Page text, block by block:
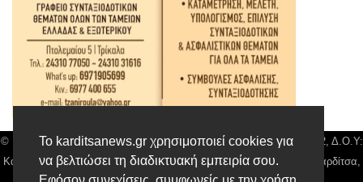
Το karditsanews.gr χρησιμοποιεί cookies για
να βελτιώσει τη διαδικτυακή εμπειρία σου.
© Karditsa News | Διακριτικός Τίτλος: Orion Media, ΑΦΜ: 043750542, Δ.Ο.Υ:
Καρδίτσας, Αρ. Γεμή: 018804431000, Δ/νση: Διάκου 10 τ.κ 43132 Καρδίτσα,